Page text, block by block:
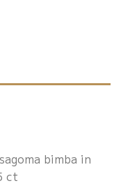
bimba in
ct